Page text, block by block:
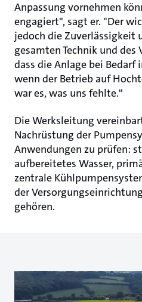
Anpassung vornehmen
engagiert", sagt er. "Der
jedoch die Zuverlässigkeit
gesamten Technik und des
dass die Anlage bei
wenn der Betrieb auf
war es, was uns fehlte."
Die Werksleitung
Nachrüstung der
Anwendungen zu prüfen:
aufbereitetes Wasser,
zentrale
der
gehören.